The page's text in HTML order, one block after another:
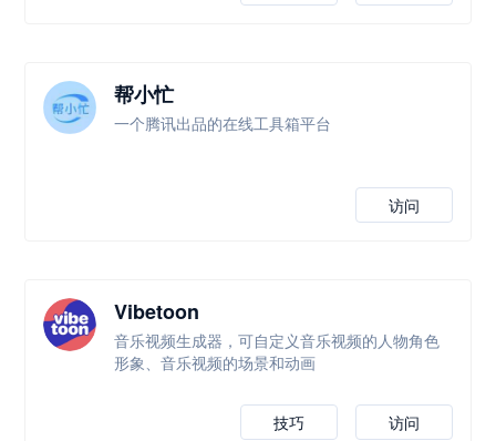
帮小忙
一个腾讯出品的在线工具箱平台
访问
Vibetoon
音乐视频生成器，可自定义音乐视频的人物角色
形象、音乐视频的场景和动画
访问
技巧